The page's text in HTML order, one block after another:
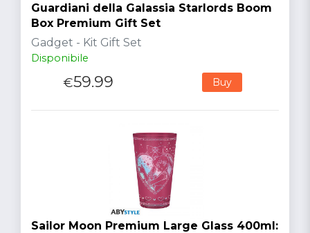
Guardiani della Galassia Starlords Boom
Box Premium Gift Set
Gadget - Kit Gift Set
Disponibile
€59.99 Buy
Sailor Moon Premium Large Glass 400ml: